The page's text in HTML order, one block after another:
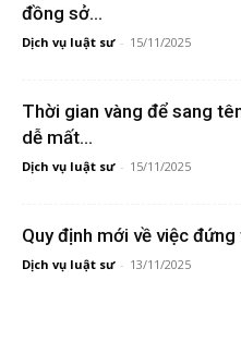
đồng sở...
Dịch vụ luật sư - 15/11/2025
Thời gian vàng để sang
dễ mất...
Dịch vụ luật sư - 15/11/2025
Quy định mới về việc
Dịch vụ luật sư - 13/11/2025